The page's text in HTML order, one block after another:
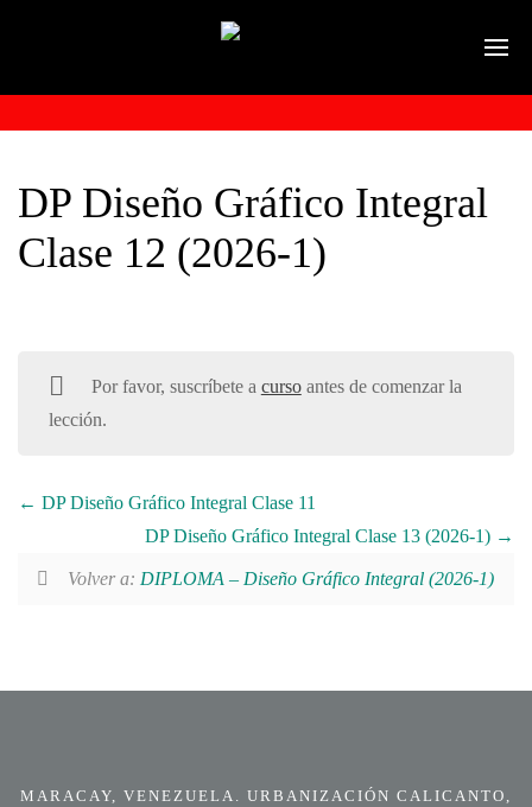
DP Diseño Gráfico Integral
Clase 12 (2026-1)
Por favor, suscríbete a cursoantes de comenzar la
lección.
DP Diseño Gráfico Integral Clase 11
DP Diseño Gráfico Integral Clase 13 (2026-1)
Volver a: DIPLOMA – Diseño Gráfico Integral (2026-1)
MARACAY, VENEZUELA. URBANIZACIÓN CALICANTO,